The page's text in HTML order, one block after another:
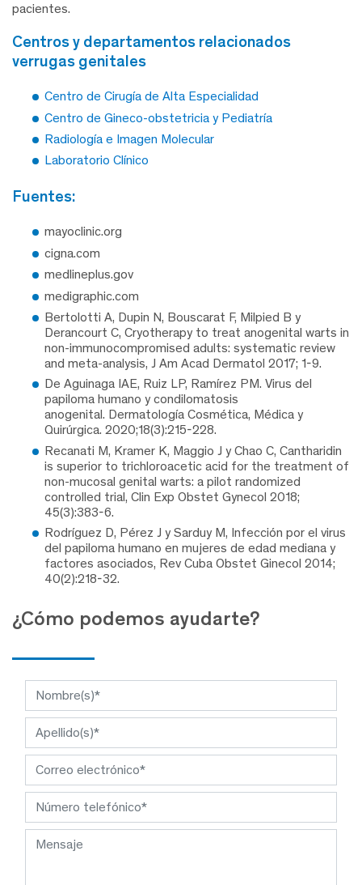
pacientes.
centros y departamentos relacionados
verrugas genitales
Centro de Cirugía de Alta Especialidad
Centro de Gineco-obstetricia y Pediatría
Radiología e Imagen Molecular
Laboratorio Clínico
fuentes:
mayoclinic.org
cigna.com
medlineplus.gov
medigraphic.com
Bertolotti A, Dupin N, Bouscarat F, Milpied B y
Derancourt C, Cryotherapy to treat anogenital warts in
non-immunocompromised adults: systematic review
and meta-analysis, J Am Acad Dermatol 2017; 1-9.
De Aguinaga IAE, Ruiz LP, Ramírez PM. Virus del
papiloma humano y condilomatosis
anogenital. Dermatología Cosmética, Médica y
Quirúrgica. 2020;18(3):215-228.
Recanati M, Kramer K, Maggio J y Chao C, Cantharidin
is superior to trichloroacetic acid for the treatment of
non-mucosal genital warts: a pilot randomized
controlled trial, Clin Exp Obstet Gynecol 2018;
45(3):383-6.
Rodríguez D, Pérez J y Sarduy M, Infección por el virus
del papiloma humano en mujeres de edad mediana y
factores asociados, Rev Cuba Obstet Ginecol 2014;
40(2):218-32.
¿Cómo podemos ayudarte?